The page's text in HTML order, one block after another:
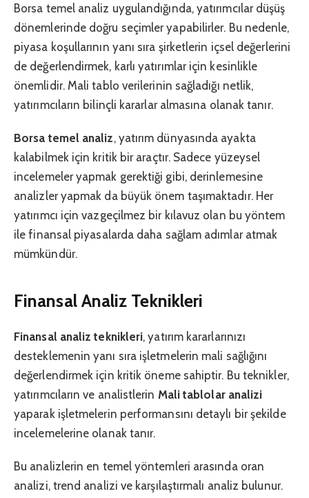
Borsa temel analiz uygulandığında, yatırımcılar düşüş
dönemlerinde doğru seçimler yapabilirler. Bu nedenle,
piyasa koşullarının yanı sıra şirketlerin içsel değerlerini
de değerlendirmek, karlı yatırımlar için kesinlikle
önemlidir. Mali tablo verilerinin sağladığı netlik,
yatırımcıların bilinçli kararlar almasına olanak tanır.
Borsa temel analiz, yatırım dünyasında ayakta
kalabilmek için kritik bir araçtır. Sadece yüzeysel
incelemeler yapmak gerektiği gibi, derinlemesine
analizler yapmak da büyük önem taşımaktadır. Her
yatırımcı için vazgeçilmez bir kılavuz olan bu yöntem
ile finansal piyasalarda daha sağlam adımlar atmak
mümkündür.
Finansal Analiz Teknikleri
Finansal analiz teknikleri, yatırım kararlarınızı
desteklemenin yanı sıra işletmelerin mali sağlığını
değerlendirmek için kritik öneme sahiptir. Bu teknikler,
yatırımcıların ve analistlerin Mali tablolar analizi
yaparak işletmelerin performansını detaylı bir şekilde
incelemelerine olanak tanır.
Bu analizlerin en temel yöntemleri arasında oran
analizi, trend analizi ve karşılaştırmalı analiz bulunur.